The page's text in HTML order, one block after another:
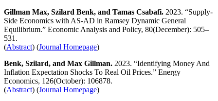
Gillman Max, Szilard Benk, and Tamas Csabafi. 2023. “Supply-
Side Economics with AS-AD in Ramsey Dynamic General
Equilibrium.” Economic Analysis and Policy, 80(December): 505–
531.
(Abstract) (Journal Homepage)
Benk, Szilard, and Max Gillman. 2023. “Identifying Money And
Inflation Expectation Shocks To Real Oil Prices.” Energy
Economics, 126(October): 106878.
(Abstract) (Journal Homepage)